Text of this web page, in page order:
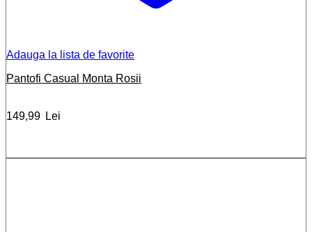
Adauga la lista de favorite
Pantofi Casual Monta Rosii
149,99 Lei